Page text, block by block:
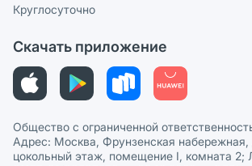
Политика рекомендаций
Этика и соответствие
Политика в отношении обработки
Круглосуточно
Скачать приложение
Общество с ограниченной
Адрес: Москва, Фрунзенская набережная,
цокольный этаж, помещение I, комната 2;